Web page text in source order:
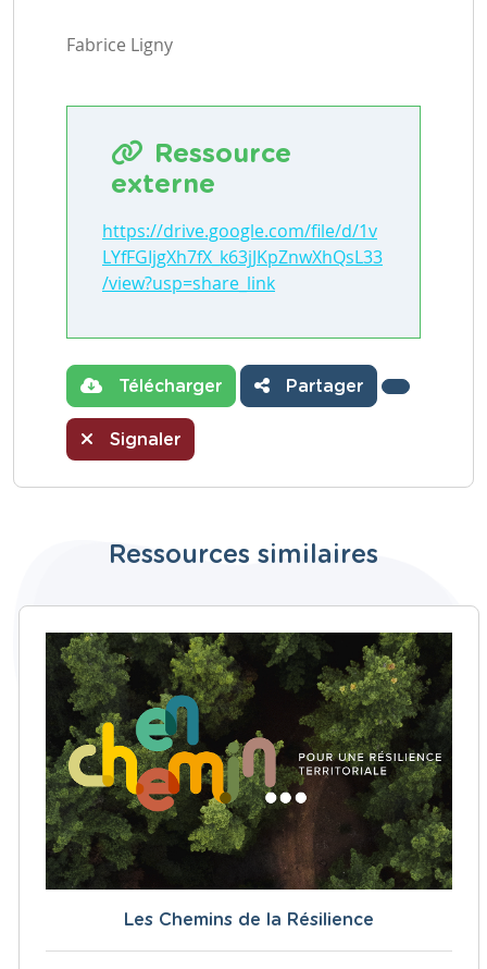
Fabrice Ligny
Ressource
externe
https://drive.google.com/file/d/1v
LYfFGIjgXh7fX_k63jJKpZnwXhQsL33
/view?usp=share_link
Télécharger Partager
Signaler
Ressources similaires
Les Chemins de la Résilience